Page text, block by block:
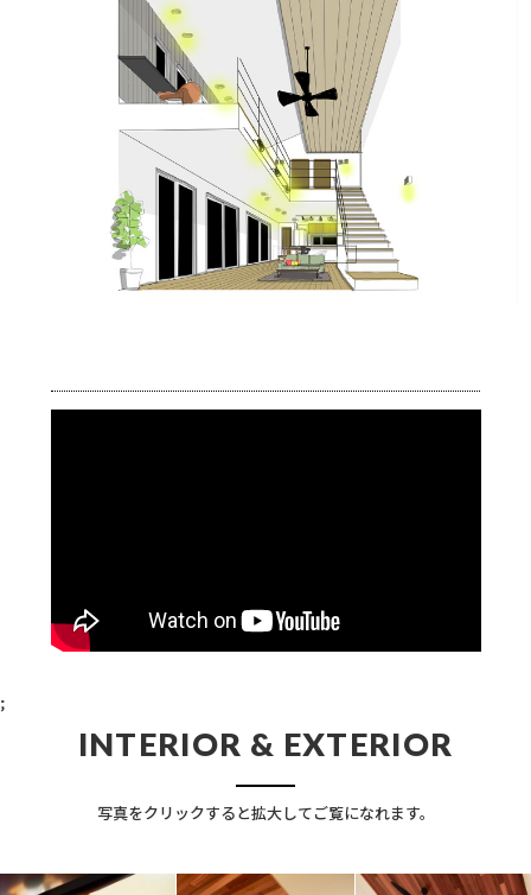
;
INTERIOR & EXTERIOR
写真をクリックすると拡大してご覧になれます。